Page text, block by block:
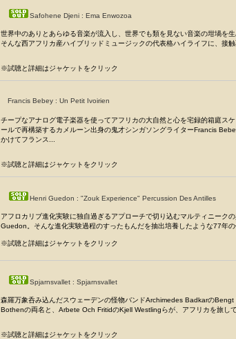
Safohene Djeni : Ema Enwozoa
世界中のありとあらゆる音楽が流入し、世界でも類を見ない音楽の坩堝を生
そんな西アフリカ産ハイブリッドミュージックの代表格ハイライフに、接触
※試聴と詳細はジャケットをクリック
Francis Bebey : Un Petit Ivoirien
チープなアナログ電子楽器を使ってアフリカの大自然と心を宅録的箱庭スケ
ールで再構築するカメルーン出身の鬼才シンガソングライターFrancis
かけてフランス...
※試聴と詳細はジャケットをクリック
Henri Guedon : "Zouk Experience" Percussion Des Antilles
アフロカリブ進化実験に独自過ぎるアプローチで切り込むマルティニーク
Guedon。そんな進化実験過程のすったもんだを抽出培養したような77年の
※試聴と詳細はジャケットをクリック
Spjarnsvallet : Spjarnsvallet
森羅万象呑み込んだスウェーデンの怪物バンドArchimedes Badkarの
Bothenの両名と、Arbete Och FritidのKjell Westlingらが、アフリカを旅して
※試聴と詳細はジャケットをクリック